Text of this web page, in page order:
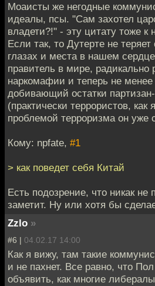
Моаисты же негодные
идеалы, псы. "Сам захотел
владети?!" - эту цитату тоже
Если так, то Дутерте не
глазах и места в нашем
правитель в мире,
наркомафии и теперь не менее
добивающий остатки
(практически террористов,
проблемой терроризма он уже
Кому: npfate, #1
> как поведет себя Китай
Есть подозрение, что никак не
заметит. Ну или хотя бы
Zzlo »
#6 | 04.02.17 14:00
Как я вижу, там такие
и не пахнет. Все равно, что
объявить, как многие